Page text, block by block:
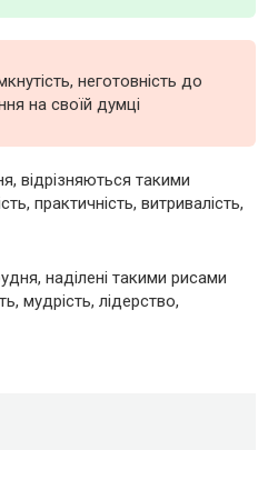
неготовність до
на своїй думці
відрізняються такими
практичність, витривалість,
наділені такими рисами
мудрість, лідерство,